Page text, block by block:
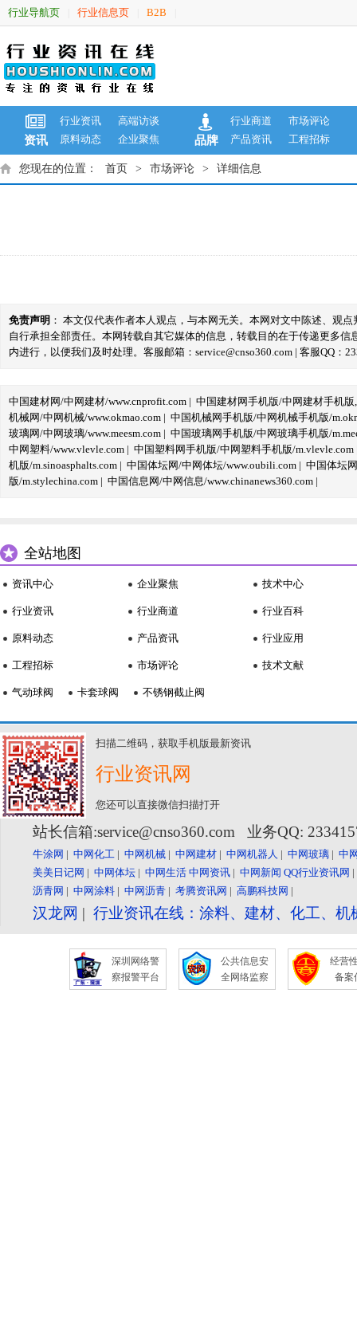
行业导航页 行业信息页 B2B
资讯
行业资讯
高端访谈
原料动态
企业聚焦 品牌
行业商道
市场评论
产品资讯
工程招标
您现在的位置： 首页 > 市场评论 > 详细信息
免责声明 ： 本文仅代表作者本人观点，与本网无关。本网对文中陈述、观
自行承担全部责任。本网转载自其它媒体的信息，转载目的在于传递更多
内进行，以便我们及时处理。客服邮箱：service@cnso360.com | 客服QQ：
中国建材网/中网建材/www.cnprofit.com | 中国建材网手机版/中网建材手机版
机械网/中网机械/www.okmao.com | 中国机械网手机版/中网机械手机版/
玻璃网/中网玻璃/www.meesm.com | 中国玻璃网手机版/中网玻璃手机版/
中网塑料/www.vlevle.com | 中国塑料网手机版/中网塑料手机版/m.vlevle.com
机版/m.sinoasphalts.com | 中国体坛网/中网体坛/www.oubili.com | 中国体坛
版/m.stylechina.com | 中国信息网/中网信息/www.chinanews360.com |
全站地图
资讯中心
行业资讯
原料动态
工程招标
企业聚焦
行业商道
产品资讯
市场评论
技术中心
行业百科
行业应用
技术文献
气动球阀 卡套球阀 不锈钢截止阀
扫描二维码，获取手机版最新资讯
行业资讯网
您还可以直接微信扫描打开
站长信箱:service@cnso360.com 业务QQ:
牛涂网 | 中网化工 | 中网机械 | 中网建材 | 中网机器人 | 中网玻璃 | 中
美美日记网 | 中网体坛 | 中网生活 中网资讯 | 中网新闻 QQ行业资讯网
沥青网 | 中网涂料 | 中网沥青 | 考腾资讯网 | 高鹏科技网 |
汉龙网 | 行业资讯在线：涂料、建材、化工、
深圳网络警
察报警平台
公共信息安
全网络监察
经营
备案